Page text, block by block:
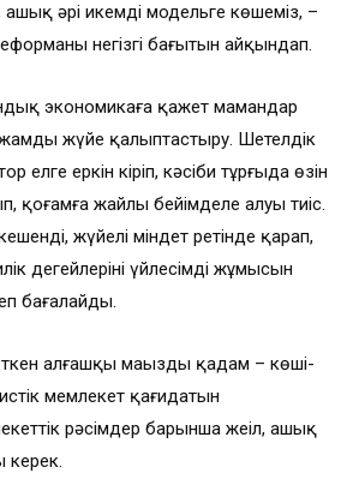
әрі икемді модельге көшеміз, –
негізгі бағытын айқындап.
экономикаға қажет мамандар
жүйе қалыптастыру. Шетелдік
елге еркін кіріп, кәсіби тұрғыда өзін
қоғамға жайлы бейімделе алуы тиіс.
жүйелі міндет ретінде қарап,
деңгейлерінің үйлесімді жұмысын
бағалайды.
алғашқы маңызды қадам – көші-
мемлекет қағидатын
рәсімдер барынша жеңіл, ашық
керек.